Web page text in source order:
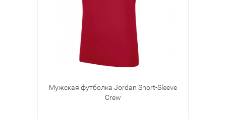
Мужская футболка Jordan Short-Sleeve
Crew